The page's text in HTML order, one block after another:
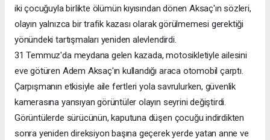
iki çocuğuyla birlikte ölümün kıyısından dönen Aksaç'ın sözleri,
olayın yalnızca bir trafik kazası olarak görülmemesi gerektiği
yönündeki tartışmaları yeniden alevlendirdi.
31 Temmuz'da meydana gelen kazada, motosikletiyle ailesini
eve götüren Adem Aksaç'ın kullandığı araca otomobil çarptı.
Çarpışmanın etkisiyle aile fertleri yola savrulurken, güvenlik
kamerasına yansıyan görüntüler olayın seyrini değiştirdi.
Görüntülerde sürücünün, kaputuna düşen çocuğu indirdikten
sonra yeniden direksiyon başına geçerek yerde yatan anne ve